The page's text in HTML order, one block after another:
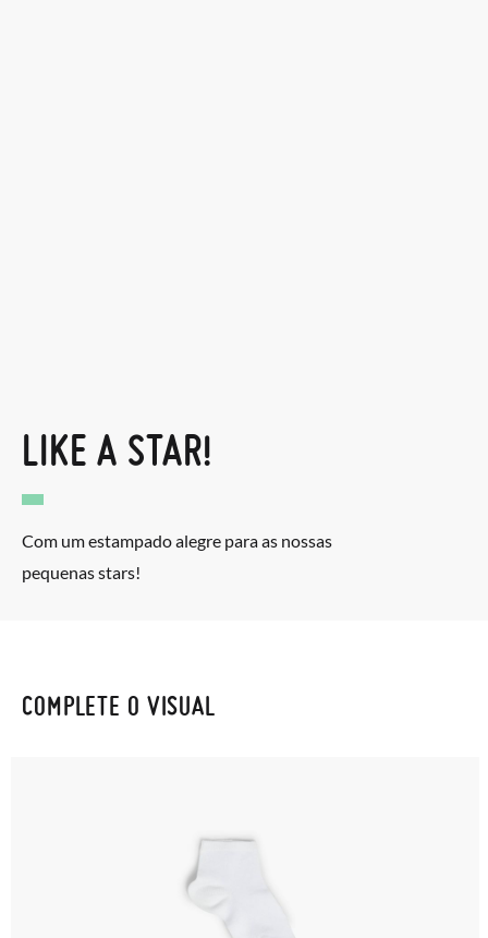
LIKE A STAR!
Com um estampado alegre para as nossas
pequenas stars!
COMPLETE O VISUAL